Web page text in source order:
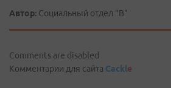
Автор: Социальный отдел "В"
Comments are disabled
Комментарии для сайта Cackle